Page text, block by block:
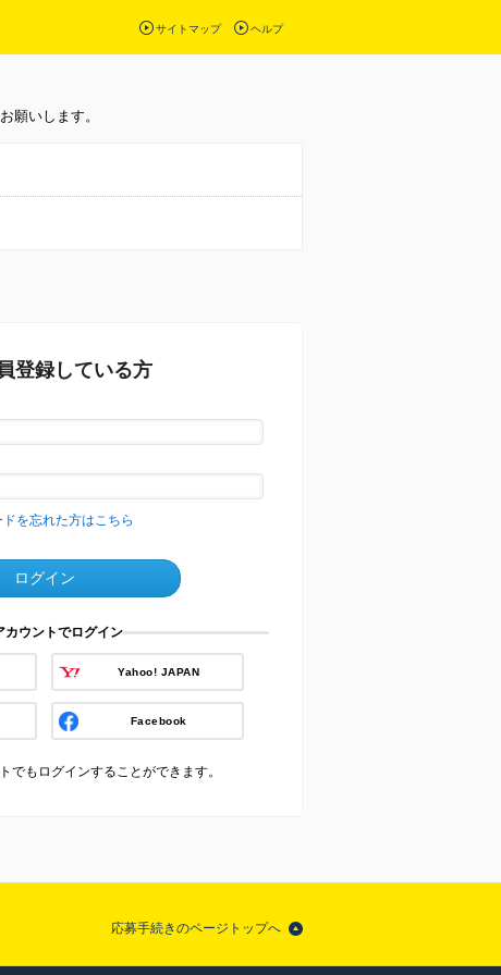
サイトマップ ヘルプ
願いします。
登録している方
を忘れた方はこちら
ログイン
カウントでログイン
Yahoo! JAPAN
Facebook
でもログインすることができます。
応募手続きのページトップへ